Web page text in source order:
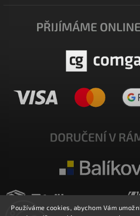
Používáme cookies, abychom Vám